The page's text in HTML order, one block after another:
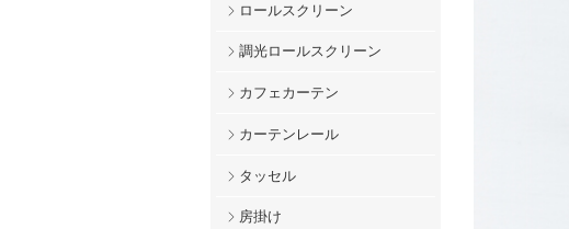
ロールスクリーン
調光ロールスクリーン
カフェカーテン
カーテンレール
タッセル
房掛け